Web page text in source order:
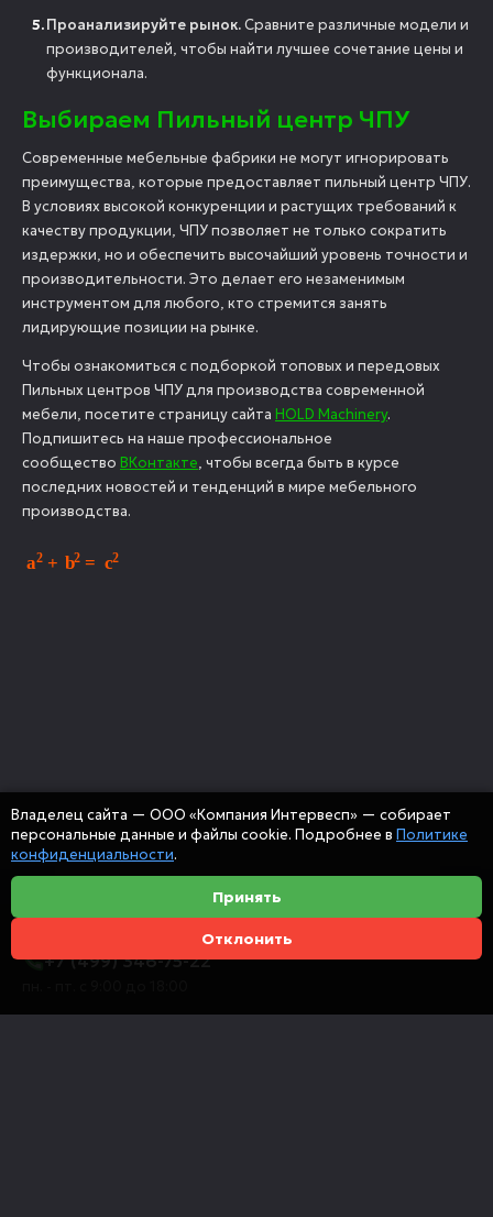
Проанализируйте рынок.Сравните различные модели и
производителей, чтобы найти лучшее сочетание цены и
функционала.
Выбираем Пильный центр ЧПУ
Современные мебельные фабрики не могут игнорировать
преимущества, которые предоставляет пильный центр ЧПУ.
В условиях высокой конкуренции и растущих требований к
качеству продукции, ЧПУ позволяет не только сократить
издержки, но и обеспечить высочайший уровень точности и
производительности. Это делает его незаменимым
инструментом для любого, кто стремится занять
лидирующие позиции на рынке.
Чтобы ознакомиться с подборкой топовых и передовых
Пильных центров ЧПУ для производства современной
мебели, посетите страницу сайта HOLD Machinery.
Подпишитесь на наше профессиональное
сообщество ВКонтакте, чтобы всегда быть в курсе
последних новостей и тенденций в мире мебельного
производства.
a2 + b2= c2
+7 (499) 346-75-22
Владелец сайта — ООО «Компания Интервесп» — собирает
персональные данные и файлы cookie. Подробнее в Политике
конфиденциальности.
Принять
Отклонить